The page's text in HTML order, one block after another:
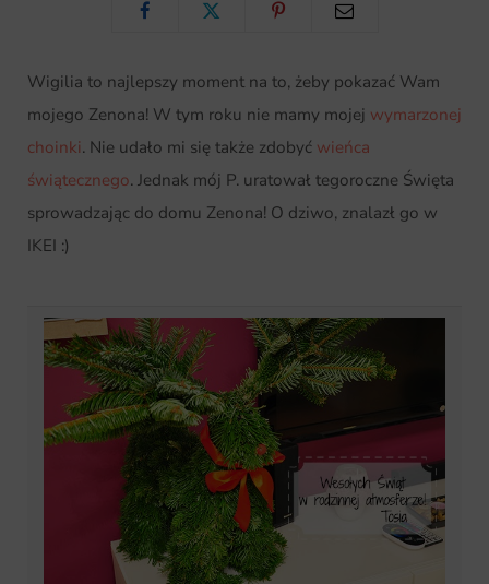
i
Wigilia to najlepszy moment na to, żeby pokazać Wam
mojego Zenona! W tym roku nie mamy mojej wymarzonej
choinki. Nie udało mi się także zdobyć wieńca
świątecznego. Jednak mój P. uratował tegoroczne Święta
sprowadzając do domu Zenona! O dziwo, znalazł go w
IKEI :)